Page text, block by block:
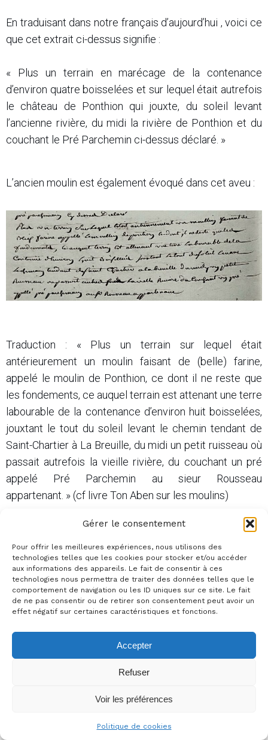
Gérer le consentement
Pour offrir les meilleures expériences, nous utilisons des
technologies telles que les cookies pour stocker et/ou accéder
aux informations des appareils. Le fait de consentir à ces
technologies nous permettra de traiter des données telles que le
comportement de navigation ou les ID uniques sur ce site. Le fait
de ne pas consentir ou de retirer son consentement peut avoir un
effet négatif sur certaines caractéristiques et fonctions.
Accepter
Refuser
Voir les préférences
Politique de cookies
En traduisant dans notre français d’aujourd’hui , voici ce
que cet extrait ci-dessus signifie :
« Plus un terrain en marécage de la contenance
d’environ quatre boisselées et sur lequel était autrefois
le château de Ponthion qui jouxte, du soleil levant
l’ancienne rivière, du midi la rivière de Ponthion et du
couchant le Pré Parchemin ci-dessus déclaré. »
L’ancien moulin est également évoqué dans cet aveu :
Traduction : « Plus un terrain sur lequel était
antérieurement un moulin faisant de (belle) farine,
appelé le moulin de Ponthion, ce dont il ne reste que
les fondements, ce auquel terrain est attenant une terre
labourable de la contenance d’environ huit boisselées,
jouxtant le tout du soleil levant le chemin tendant de
Saint-Chartier à La Breuille, du midi un petit ruisseau où
passait autrefois la vieille rivière, du couchant un pré
appelé Pré Parchemin au sieur Rousseau
appartenant. » (cf livre Ton Aben sur les moulins)
cardinaux tels que nous les connaissons, dans les
écrits de notre époque, on parlait d’orient (ou de levant)
pour l’est, d’occident (ou de couchant) pour l’ouest, de
midi pour le sud et de septentrion pour le nord
Grande Ourse qui indique le nord).
« pouvait être la réserve d’eau en amont du moulin et le